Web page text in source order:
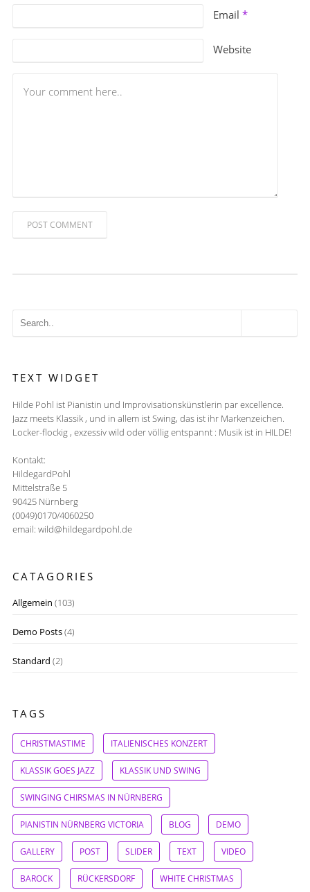
Email *
Website
POST COMMENT
TEXT WIDGET
Hilde Pohl ist Pianistin und Improvisationskünstlerin par excellence.
Jazz meets Klassik , und in allem ist Swing, das ist ihr Markenzeichen.
Locker-flockig , exzessiv wild oder völlig entspannt : Musik ist in HILDE!
Kontakt:
HildegardPohl
Mittelstraße 5
90425 Nürnberg
(0049)0170/4060250
email: wild@hildegardpohl.de
CATAGORIES
Allgemein (103)
Demo Posts(4)
Standard (2)
TAGS
CHRISTMASTIME ITALIENISCHES KONZERT
KLASSIK GOES JAZZ KLASSIK UND SWING
SWINGING CHIRSMAS IN NÜRNBERG
PIANISTIN NÜRNBERG VICTORIA BLOG DEMO
GALLERY POST SLIDER TEXT VIDEO
BAROCK RÜCKERSDORF WHITE CHRISTMAS